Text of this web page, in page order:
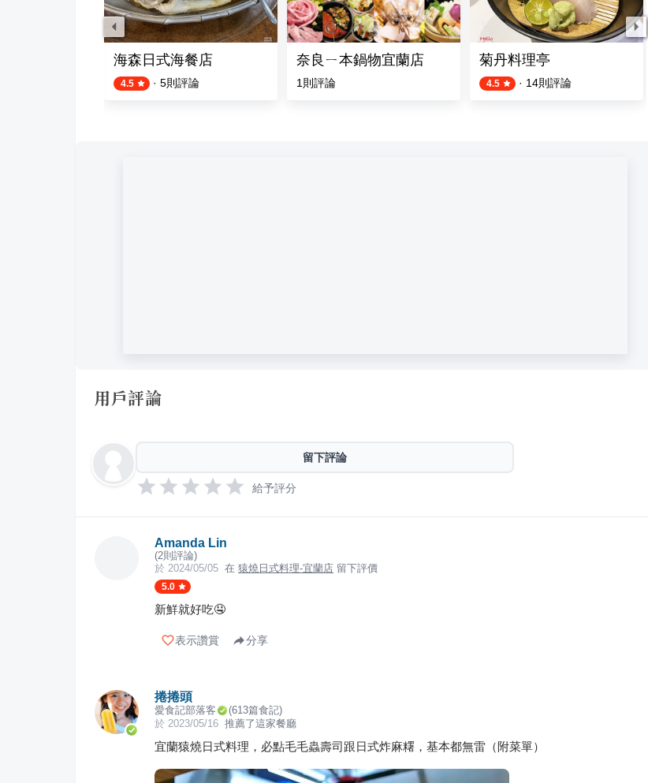
海森日式海餐店
4.5 · 5則評論
奈良ㄧ本鍋物宜蘭店
1 則評論
菊丹料理亭
4.5 · 14則評論
用戶評論
留下評論
給予評分
Amanda Lin
(2則評論)
於 2024/05/05 在 猿燒日式料理-宜蘭店 留下評價
5.0
新鮮就好吃🤤
表示讚賞 分享
捲捲頭
愛食記部落客 (613篇食記)
於 2023/05/16 推薦了這家餐廳
宜蘭猿燒日式料理，必點毛毛蟲壽司跟日式炸麻糬，基本都無雷（附菜單）